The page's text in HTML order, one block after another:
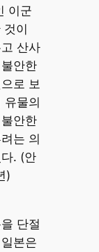
이군
것이
산사
안한
로 보
유물의
안한
는 의
. (안
)
단절
본은